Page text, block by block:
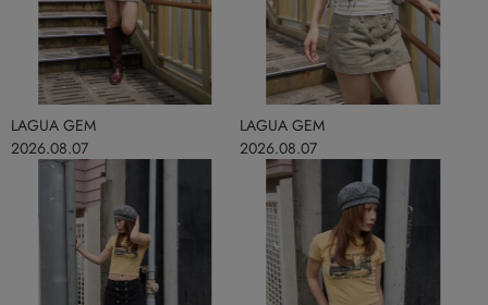
2026.08.07
LAGUA GEM
2026.08.07
LAGUA GEM